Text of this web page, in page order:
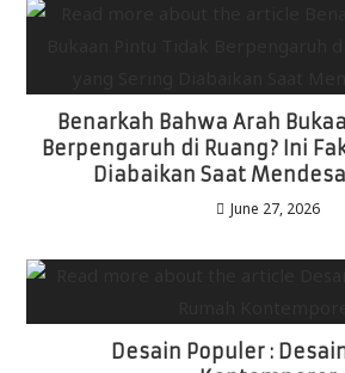
Benarkah Bahwa Arah
Berpengaruh di Ruang? Ini
Diabaikan Saat
June 27, 2026
Desain Populer :